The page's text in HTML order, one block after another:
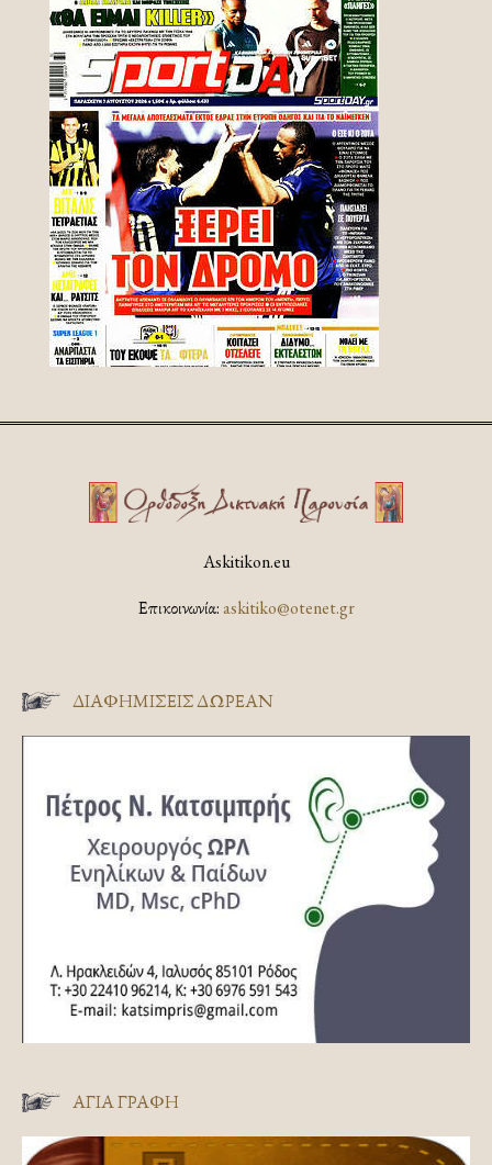
Askitikon.eu
Επικοινωνία:askitiko@otenet.gr
ΔΙΑΦΗΜΊΣΕΙΣ ΔΩΡΕΆΝ
ΑΓΊΑ ΓΡΑΦΉ